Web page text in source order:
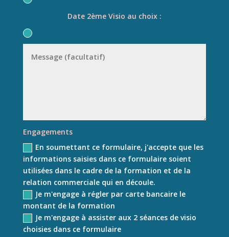
Date 2ème Visio au choix :
Engagements
En soumettant ce formulaire, j'accepte que les
informations saisies dans ce formulaire soient
utilisées dans le cadre de la formation et de la
relation commerciale qui en découle.
Je m'engage à régler par carte bancaire le
montant de la formation
Je m'engage à assister aux 2 séances de visio
choisies dans ce formulaire